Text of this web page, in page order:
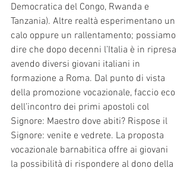
Democratica del Congo, Rwanda e
Tanzania). Altre realtà esperimentano un
calo oppure un rallentamento; possiamo
dire che dopo decenni l’Italia è in ripresa
avendo diversi giovani italiani in
formazione a Roma. Dal punto di vista
della promozione vocazionale, faccio eco
dell’incontro dei primi apostoli col
Signore: Maestro dove abiti? Rispose il
Signore: venite e vedrete. La proposta
vocazionale barnabitica offre ai giovani
la possibilità di rispondere al dono della